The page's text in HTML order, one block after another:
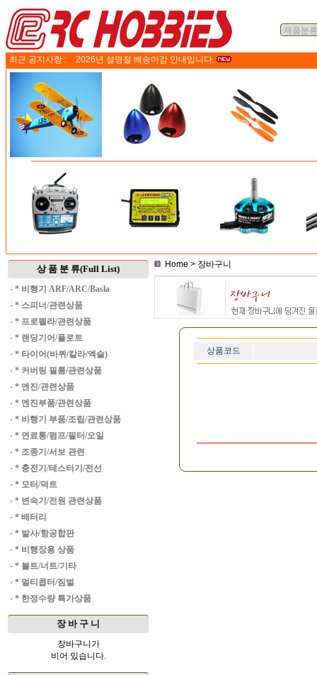
최근 공지사항 : 2026년 설명절 배송마감 안내입니다.
상 품 분 류(Full List)
· * 비행기 ARF/ARC/Basla
· * 스피너/관련상품
· * 프로펠라/관련상품
· * 랜딩기어/플로트
· * 타이어(바퀴/칼라/엑슬)
· * 커버링 필름/관련상품
· * 엔진/관련상품
· * 엔진부품/관련상품
· * 비행기 부품/조립/관련상품
· * 연료통/펌프/필터/오일
· * 조종기/서보 관련
· * 충전기/테스터기/전선
· * 모터/덕트
· * 변속기/전원 관련상품
· * 배터리
· * 발사/항공합판
· * 비행장용 상품
· * 볼트/너트/기타
· * 멀티콥터/짐벌
· * 한정수량 특가상품
장 바 구 니
장바구니가
비어 있습니다.
Home > 장바구니
상품코드